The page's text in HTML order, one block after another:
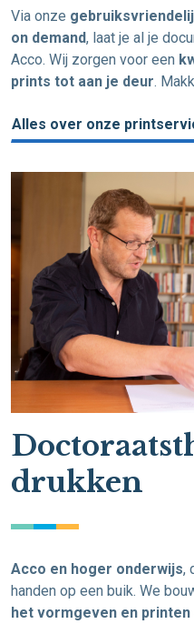
Via onze
on demand, laat je al je
Acco. Wij zorgen voor een
prints tot aan je deur.
Alles over onze
drukken
Acco en hoger onderwijs,
handen op een buik. We
het vormgeven en